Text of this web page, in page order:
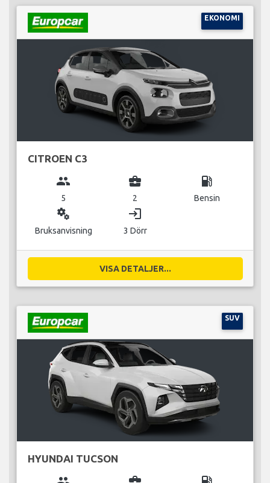
EKONOMI
CITROEN C3
group
5
business_center
2
local_gas_station
Bensin
miscellaneous_services
Bruksanvisning
login
3 Dörr
VISA DETALJER...
SUV
HYUNDAI TUCSON